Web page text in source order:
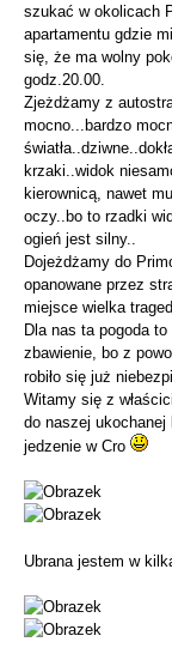
szukać w okolicach
apartamentu gdzie
się, że ma wolny
godz.20.00.
Zjeżdżamy z
mocno...bardzo
krzaki..widok
kierownicą, nawet
oczy..bo to rzadki
ogień jest silny..
Dojeżdżamy do
opanowane przez
miejsce wielka
Dla nas ta pogoda
zbawienie, bo z
robiło się już
Witamy się z
do naszej ukochanej
jedzenie w Cro
Ubrana jestem w